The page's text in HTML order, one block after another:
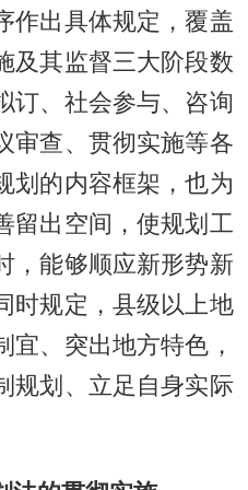
作出具体规定，覆盖
及其监督三大阶段数
订、社会参与、咨询
审查、贯彻实施等各
划的内容框架，也为
留出空间，使规划工
，能够顺应新形势新
时规定，县级以上地
、突出地方特色，
规划、立足自身实际